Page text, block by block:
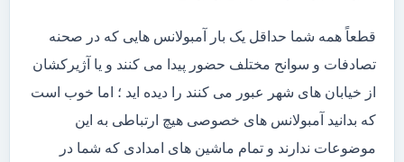
قطعاً همه شما حداقل یک بار آمبولانس هایی که در صحنه
تصادفات و سوانح مختلف حضور پیدا می کنند و یا آژیرکشان
از خیابان های شهر عبور می کنند را دیده اید ؛ اما خوب است
که بدانید آمبولانس های خصوصی هیچ ارتباطی به این
موضوعات ندارند و تمام ماشین های امدادی که شما در